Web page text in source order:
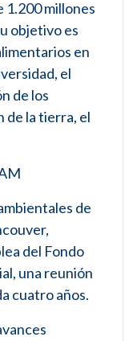
1.200 millones
objetivo es
en
el
de los
de la tierra, el
de
del Fondo
una reunión
cuatro años.